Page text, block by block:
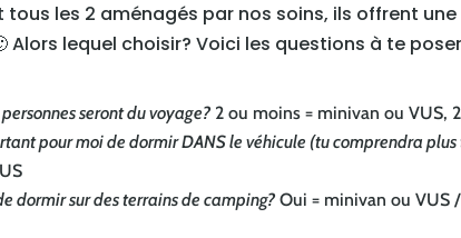
tous les 2 aménagés par nos soins, ils offrent
Alors lequel choisir? Voici les questions à te
seront du voyage? 2 ou moins = minivan ou VUS,
pour moi de dormir DANS le véhicule (tu comprendra
dormir sur des terrains de camping? Oui = minivan ou VUS